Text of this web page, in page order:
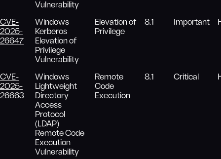
Vulnerability
CVE-
2025-
26647
Windows
Kerberos
Elevation of
Privilege
Vulnerability
Elevation of
Privilege
8.1 Important
CVE-
2025-
26663
Windows
Lightweight
Directory
Access
Protocol
(LDAP)
Remote Code
Execution
Vulnerability
Remote
Code
Execution
8.1 Critical